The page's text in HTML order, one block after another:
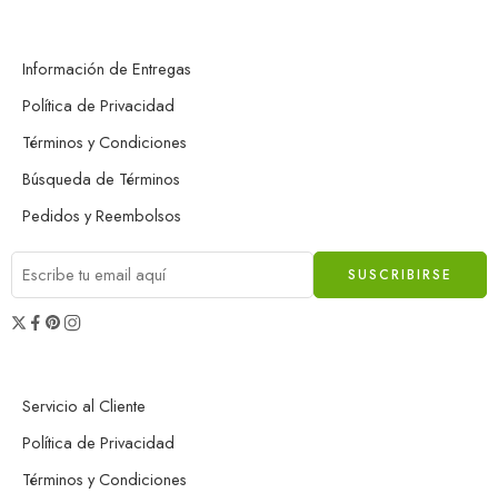
Información de Entregas
Política de Privacidad
Términos y Condiciones
Búsqueda de Términos
Pedidos y Reembolsos
Servicio al Cliente
Política de Privacidad
Términos y Condiciones